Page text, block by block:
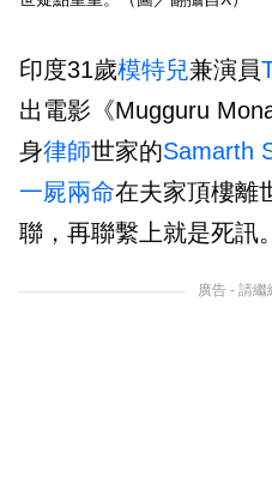
印度31歲模特兒兼演員
出電影《Mugguru
身律師世家的Samarth
一屍兩命在夫家頂樓離
聯，再聯繫上就是死訊。
廣告 - 請